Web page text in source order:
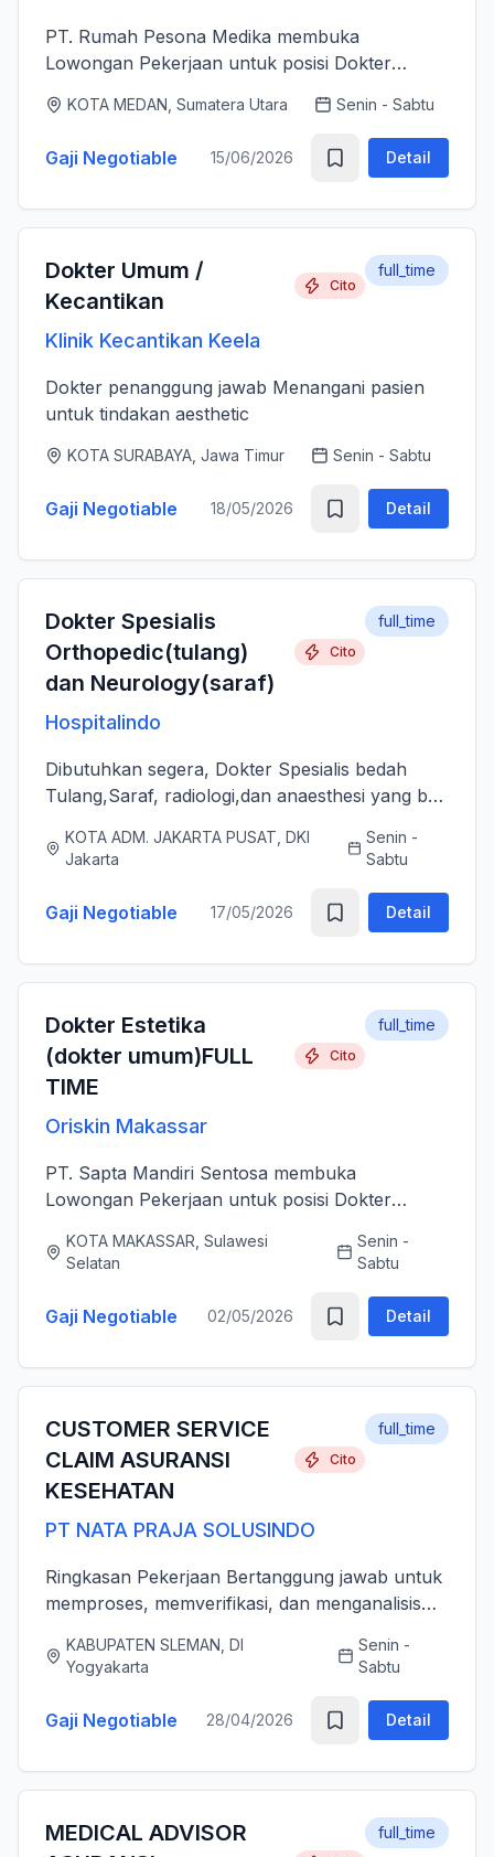
PT. Rumah Pesona Medika membuka
Lowongan Pekerjaan untuk posisi Dokter
layanan medis estetika yang aman, profesional
dan berkualitas tinggi sesuai standar k...
KOTA MEDAN, Sumatera Utara Senin - Sabtu
Gaji Negotiable 15/06/2026 Detail
Dokter Umum /
Kecantikan
Cito
Klinik Kecantikan Keela
full_time
Dokter penanggung jawab Menangani pasien
untuk tindakan aesthetic
KOTA SURABAYA, Jawa Timur Senin - Sabtu
Gaji Negotiable 18/05/2026 Detail
Dokter Spesialis
Orthopedic(tulang)
dan Neurology(saraf)
Cito
Hospitalindo
full_time
Dibutuhkan segera, Dokter Spesialis bedah
Tulang,Saraf, radiologi,dan anaesthesi yang bs
ramah dan berjiwa sosial. Bersedia bergabung
KOTA ADM. JAKARTA PUSAT, DKI
Jakarta
Senin -
Sabtu
Gaji Negotiable 17/05/2026 Detail
Dokter Estetika
(dokter umum)FULL
TIME
Cito
Oriskin Makassar
full_time
PT. Sapta Mandiri Sentosa membuka
Lowongan Pekerjaan untuk posisi Dokter
jawab memberikan layanan medis estetika yang
KOTA MAKASSAR, Sulawesi
Selatan
Senin -
Sabtu
Gaji Negotiable 02/05/2026 Detail
CUSTOMER SERVICE
CLAIM ASURANSI
KESEHATAN
Cito
PT NATA PRAJA SOLUSINDO
full_time
Ringkasan Pekerjaan Bertanggung jawab untuk
memproses, memverifikasi, dan menganalisis
dan rawat jalan) secara akurat, tepat waktu,
serta sesuai dengan ...
KABUPATEN SLEMAN, DI
Yogyakarta
Senin -
Sabtu
Gaji Negotiable 28/04/2026 Detail
MEDICAL ADVISOR
full_time